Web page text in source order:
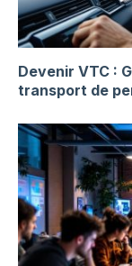
Devenir VTC :
transport de